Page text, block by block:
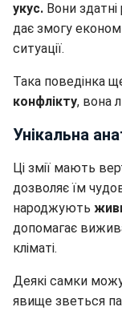
укус. Вони
дає змогу
ситуації.
Така поведінка
конфлікту, вона
Унікальна
Ці змії мають
дозволяє їм
народжують
допомагає
кліматі.
Деякі самки
явище зветься